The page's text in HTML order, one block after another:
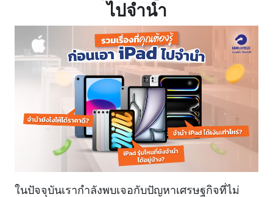
ไปจำนำ
ในปัจจุบันเรากำลังพบเจอกับปัญหาเศรษฐกิจที่ไม่